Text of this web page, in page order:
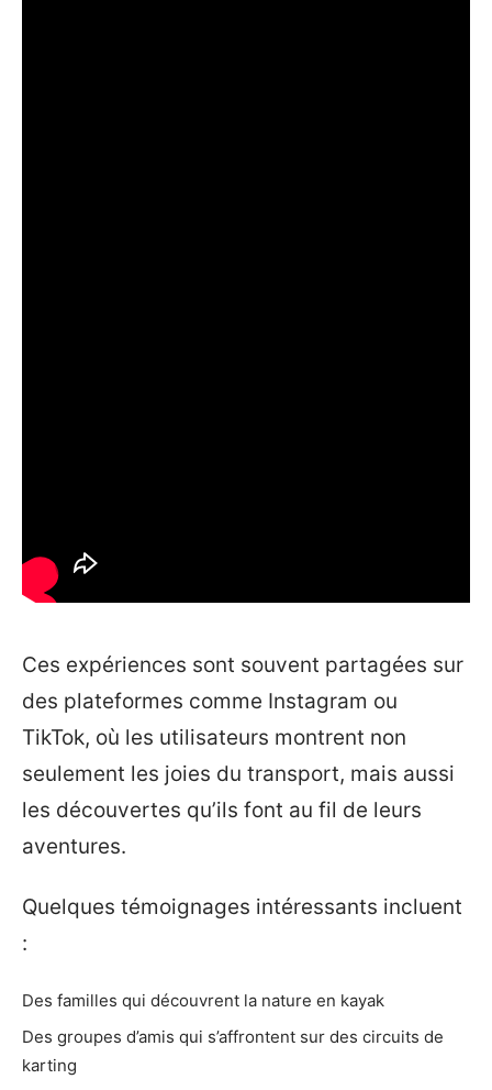
Ces expériences sont souvent partagées sur
des plateformes comme Instagram ou
TikTok, où les utilisateurs montrent non
seulement les joies du transport, mais aussi
les découvertes qu’ils font au fil de leurs
aventures.
Quelques témoignages intéressants incluent
:
Des familles qui découvrent la nature en kayak
Des groupes d’amis qui s’affrontent sur des circuits de
karting